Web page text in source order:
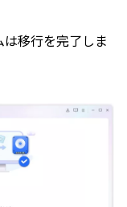
移行を完了しま